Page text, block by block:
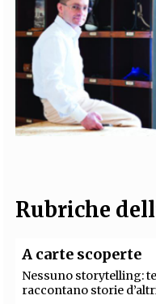
Rubriche
A carte scoperte
Nessuno storytelling:
raccontano storie